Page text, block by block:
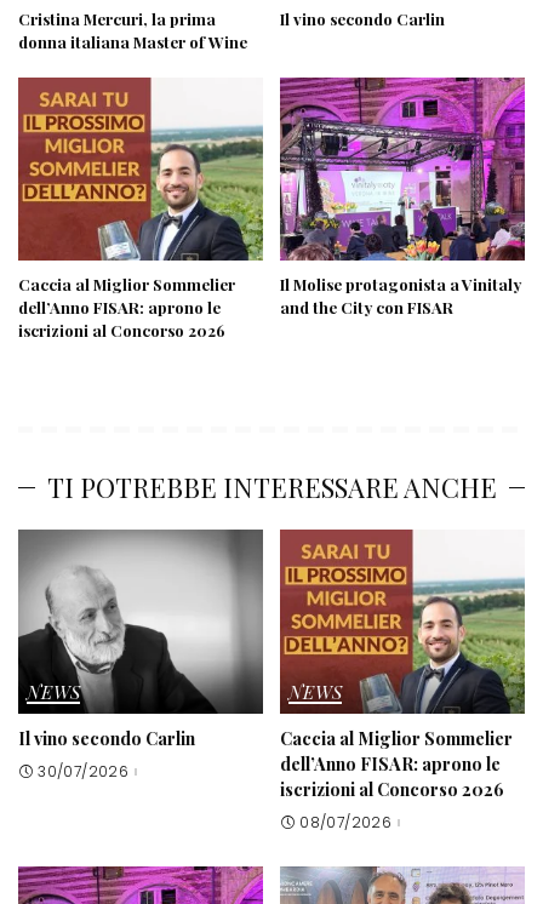
Cristina Mercuri, la prima
donna italiana Master of Wine
Il vino secondo Carlin
Caccia al Miglior Sommelier
dell’Anno FISAR: aprono le
iscrizioni al Concorso 2026
Il Molise protagonista a Vinitaly
and the City con FISAR
TI POTREBBE INTERESSARE ANCHE
NEWS
Il vino secondo Carlin
30/07/2026
NEWS
Caccia al Miglior Sommelier
dell’Anno FISAR: aprono le
iscrizioni al Concorso 2026
08/07/2026